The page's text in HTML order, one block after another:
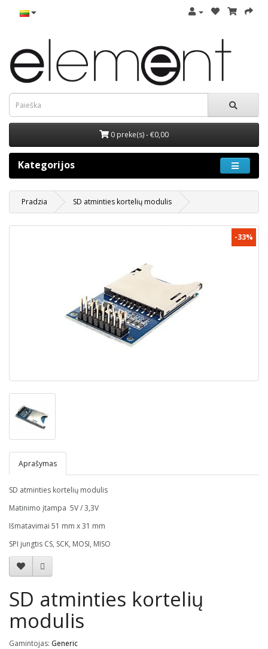
0 preke(s) - €0,00
Kategorijos
Pradzia SD atminties kortelių modulis
-33%
Aprašymas
SD atminties kortelių modulis
Matinimo įtampa 5V / 3,3V
Išmatavimai 51 mm x 31 mm
SPI jungtis CS, SCK, MOSI, MISO
SD atminties kortelių
modulis
Gamintojas: Generic